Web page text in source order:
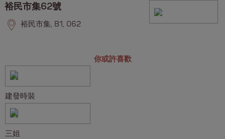
裕民市集62號
裕民市集, B1, 062
你或許喜歡
建發時裝
三姐